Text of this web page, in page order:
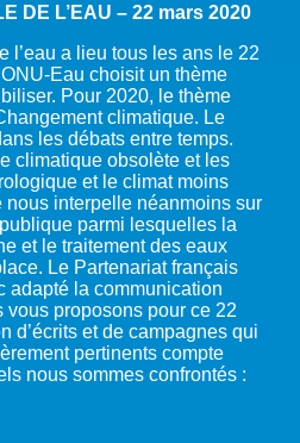
DES MEMBRES
FONDÉES SUR LA NATURE
DE CRISES ET FRAGILITÉS
SÉCURITÉ ALIMENTAIRE
2024
2024
NEW YORK 2023
DE L’EAU – 22 mars 2020
l’eau a lieu tous les ans le 22
Eau choisit un thème
Pour 2020, le thème
climatique. Le
les débats entre temps.
climatique obsolète et les
et le climat moins
nous interpelle néanmoins sur
parmi lesquelles la
et le traitement des eaux
Le Partenariat français
adapté la communication
vous proposons pour ce 22
d’écrits et de campagnes qui
pertinents compte
nous sommes confrontés :